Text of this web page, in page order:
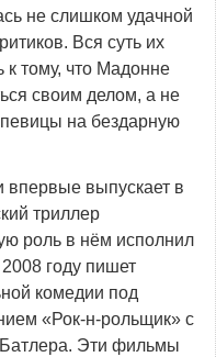
не слишком удачной
Вся суть их
к тому, что Мадонне
своим делом, а не
на бездарную
впервые выпускает в
триллер
роль в нём исполнил
году пишет
комедии под
«Рок-н-рольщик» с
Эти фильмы